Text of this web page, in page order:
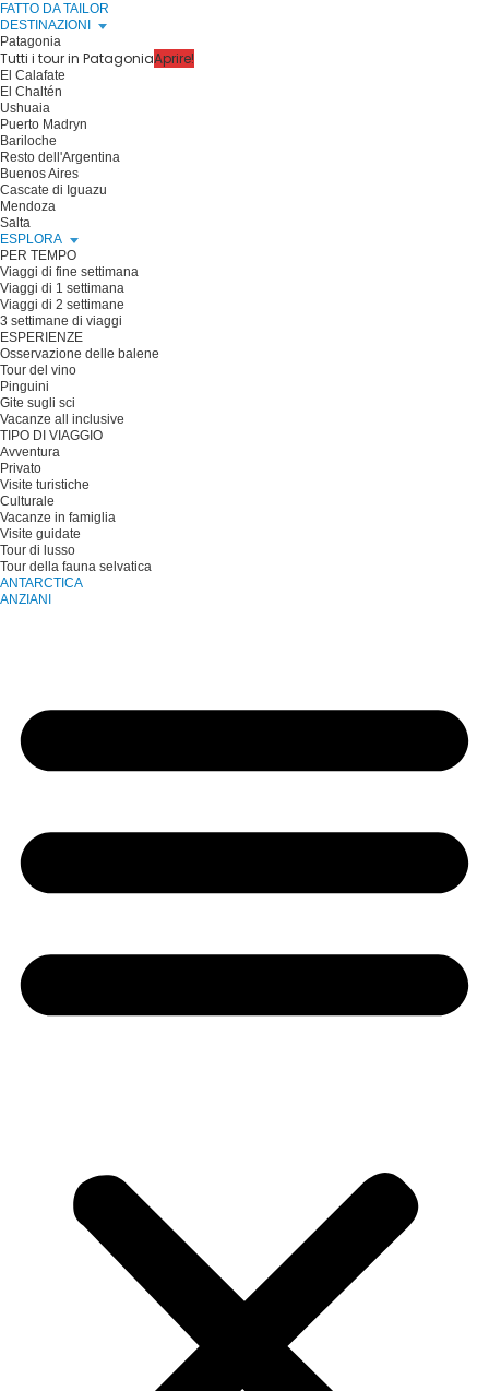
FATTO DA TAILOR
DESTINAZIONI
Patagonia
Tutti i tour in PatagoniaAprire!
El Calafate
El Chaltén
Ushuaia
Puerto Madryn
Bariloche
Resto dell'Argentina
Buenos Aires
Cascate di Iguazu
Mendoza
Salta
ESPLORA
PER TEMPO
Viaggi di fine settimana
Viaggi di 1 settimana
Viaggi di 2 settimane
3 settimane di viaggi
ESPERIENZE
Osservazione delle balene
Tour del vino
Pinguini
Gite sugli sci
Vacanze all inclusive
TIPO DI VIAGGIO
Avventura
Privato
Visite turistiche
Culturale
Vacanze in famiglia
Visite guidate
Tour di lusso
Tour della fauna selvatica
ANTARCTICA
ANZIANI